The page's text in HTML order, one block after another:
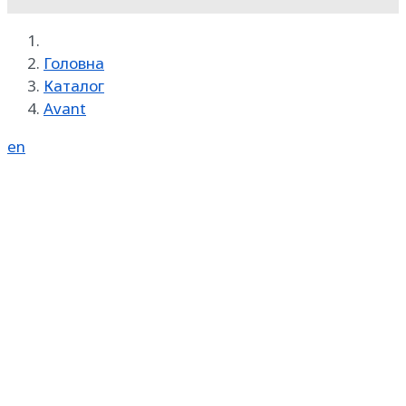
Головна
Каталог
Avant
en